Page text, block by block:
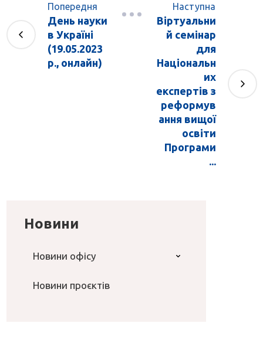
Попередня
День науки
в Україні
(19.05.2023
р., онлайн)
Наступна
Віртуальни
й семінар
для
Національн
их
експертів з
реформув
ання вищої
освіти
Програми
...
Новини
Новини офісу
Новини проєктів